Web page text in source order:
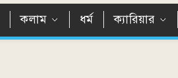
কলাম ধর্ম ক্যারিয়ার